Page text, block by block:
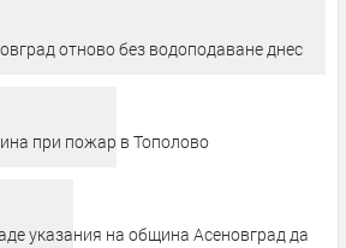
отново без водоподаване днес
при пожар в Тополово
указания на община Асеновград да